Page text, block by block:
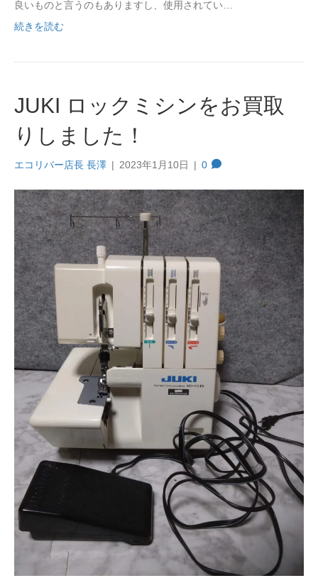
良いものと言うのもありますし、使用されてい…
続きを読む
JUKI ロックミシンをお買取
りしました！
エコリバー店長 長澤 | 2023年1月10日 | 0